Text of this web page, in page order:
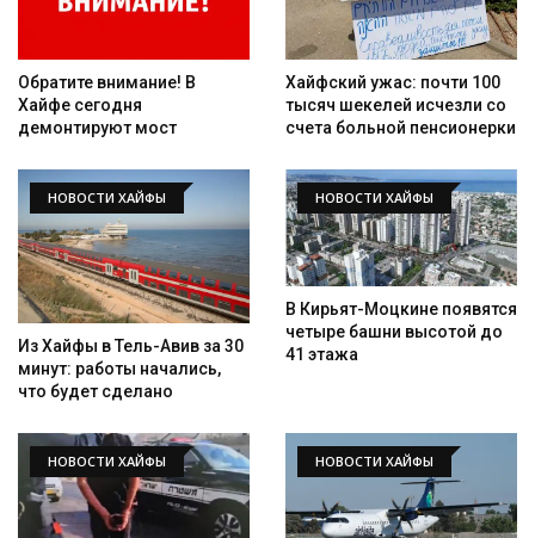
Искать
Обратите внимание! В
Хайфе сегодня
демонтируют мост
Хайфский ужас: почти 100
тысяч шекелей исчезли со
счета больной пенсионерки
НОВОСТИ ХАЙФЫ
Из Хайфы в Тель-Авив за 30
минут: работы начались,
что будет сделано
НОВОСТИ ХАЙФЫ
В Кирьят-Моцкине появятся
четыре башни высотой до
41 этажа
НОВОСТИ ХАЙФЫ НОВОСТИ ХАЙФЫ